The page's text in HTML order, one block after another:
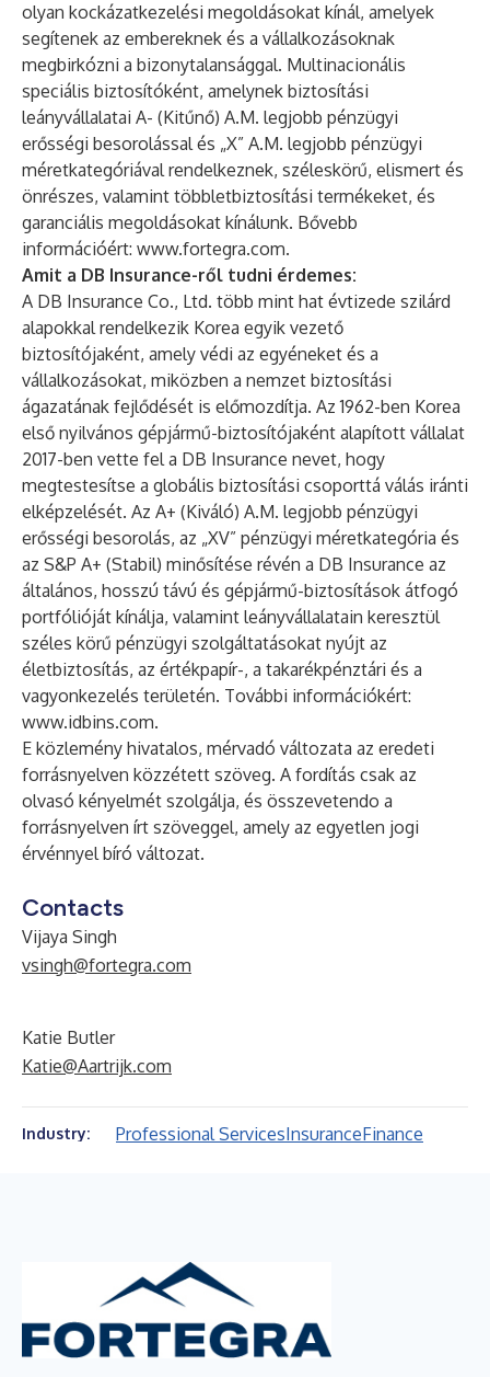
olyan kockázatkezelési megoldásokat kínál, amelyek
segítenek az embereknek és a vállalkozásoknak
megbirkózni a bizonytalansággal. Multinacionális
speciális biztosítóként, amelynek biztosítási
leányvállalatai A- (Kitűnő) A.M. legjobb pénzügyi
erősségi besorolással és „X” A.M. legjobb pénzügyi
méretkategóriával rendelkeznek, széleskörű, elismert és
önrészes, valamint többletbiztosítási termékeket, és
garanciális megoldásokat kínálunk. Bővebb
információért: www.fortegra.com.
Amit a DB Insurance-ről tudni érdemes:
A DB Insurance Co., Ltd. több mint hat évtizede szilárd
alapokkal rendelkezik Korea egyik vezető
biztosítójaként, amely védi az egyéneket és a
vállalkozásokat, miközben a nemzet biztosítási
ágazatának fejlődését is előmozdítja. Az 1962-ben Korea
első nyilvános gépjármű-biztosítójaként alapított vállalat
2017-ben vette fel a DB Insurance nevet, hogy
megtestesítse a globális biztosítási csoporttá válás iránti
elképzelését. Az A+ (Kiváló) A.M. legjobb pénzügyi
erősségi besorolás, az „XV” pénzügyi méretkategória és
az S&P A+ (Stabil) minősítése révén a DB Insurance az
általános, hosszú távú és gépjármű-biztosítások átfogó
portfólióját kínálja, valamint leányvállalatain keresztül
széles körű pénzügyi szolgáltatásokat nyújt az
életbiztosítás, az értékpapír-, a takarékpénztári és a
vagyonkezelés területén. További információkért:
www.idbins.com.
E közlemény hivatalos, mérvadó változata az eredeti
forrásnyelven közzétett szöveg. A fordítás csak az
olvasó kényelmét szolgálja, és összevetendo a
forrásnyelven írt szöveggel, amely az egyetlen jogi
érvénnyel bíró változat.
Contacts
Vijaya Singh
vsingh@fortegra.com
Katie Butler
Katie@Aartrijk.com
Industry: Professional ServicesInsuranceFinance